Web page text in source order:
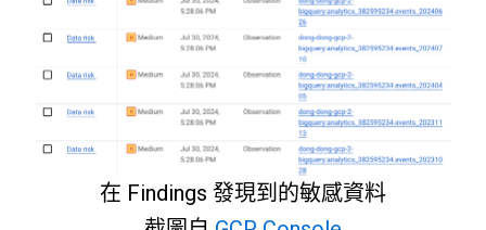
在 Findings 發現到的敏感資料